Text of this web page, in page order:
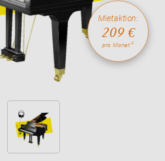
Mietaktion:
209 €
pro Monat4